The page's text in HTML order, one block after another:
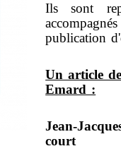
Ils sont
publication
Un article
Emard :
Jean-
court